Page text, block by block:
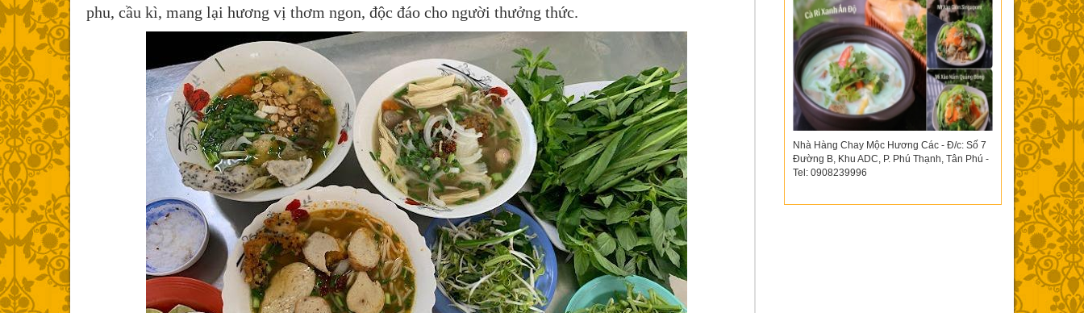
phu, cầu kì, mang lại hương vị thơm ngon, độc đáo cho người thưởng thức.
Nhà Hàng Chay Mộc Hương Các - Đ/c: Số 7
Đường B, Khu ADC, P. Phú Thạnh, Tân Phú -
Tel: 0908239996